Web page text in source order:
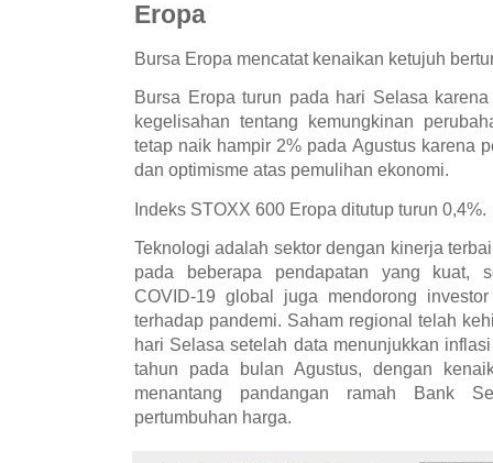
Eropa
Bursa Eropa mencatat kenaikan ketujuh
Bursa Eropa turun pada hari Selasa
kegelisahan tentang kemungkinan
tetap naik hampir 2% pada Agustus karena
dan optimisme atas pemulihan ekonomi.
Indeks STOXX 600 Eropa ditutup turun 0,4%.
Teknologi adalah sektor dengan kinerja
pada beberapa pendapatan yang kuat,
COVID-19 global juga mendorong
terhadap pandemi. Saham regional telah
hari Selasa setelah data menunjukkan
tahun pada bulan Agustus, dengan
menantang pandangan ramah Bank
pertumbuhan harga.